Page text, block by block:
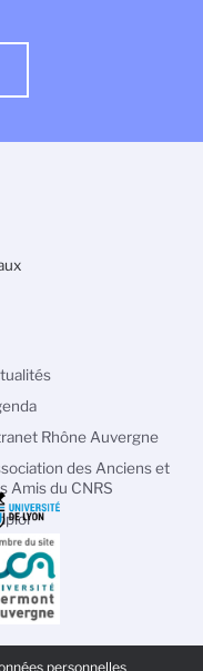
personnelles
Rhône Auvergne
des Anciens et
Amis du CNRS